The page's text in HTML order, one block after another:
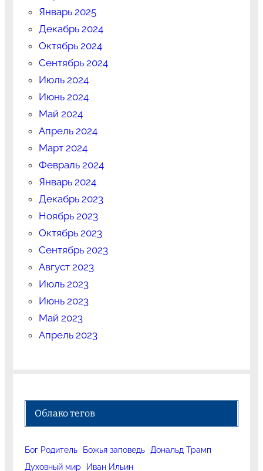
Январь 2025
Декабрь 2024
Октябрь 2024
Сентябрь 2024
Июль 2024
Июнь 2024
Май 2024
Апрель 2024
Март 2024
Февраль 2024
Январь 2024
Декабрь 2023
Ноябрь 2023
Октябрь 2023
Сентябрь 2023
Август 2023
Июль 2023
Июнь 2023
Май 2023
Апрель 2023
Облако тегов
Бог Родитель Божья заповедь
Дональд Трамп
Духовный мир
Иван Ильин